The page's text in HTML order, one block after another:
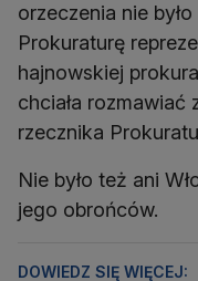
orzeczenia nie
Prokuraturę
hajnowskiej
chciała rozmawiać
rzecznika
Nie było też ani
jego obrońców.
DOWIEDZ SIĘ WIĘCEJ: